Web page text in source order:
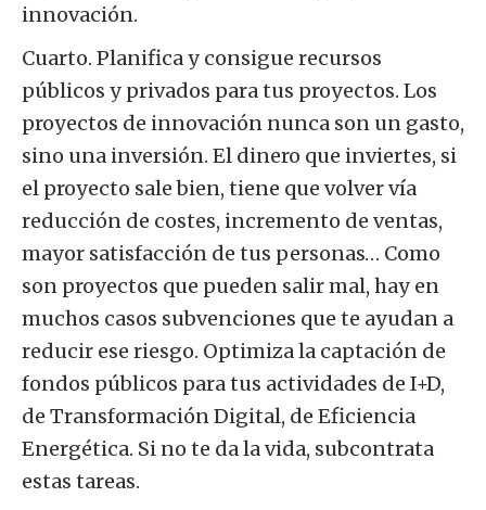
innovación.
Cuarto. Planifica y consigue recursos
públicos y privados para tus proyectos. Los
proyectos de innovación nunca son un gasto,
sino una inversión. El dinero que inviertes, si
el proyecto sale bien, tiene que volver vía
reducción de costes, incremento de ventas,
mayor satisfacción de tus personas… Como
son proyectos que pueden salir mal, hay en
muchos casos subvenciones que te ayudan a
reducir ese riesgo. Optimiza la captación de
fondos públicos para tus actividades de I+D,
de Transformación Digital, de Eficiencia
Energética. Si no te da la vida, subcontrata
estas tareas.